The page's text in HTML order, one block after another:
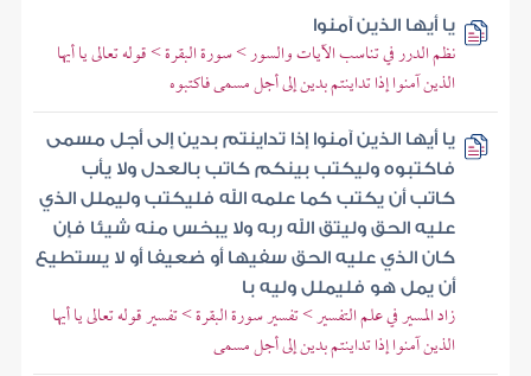
يا أيها الذين آمنوا
نظم الدرر في تناسب الآيات والسور > سورة البقرة > قوله تعالى يا أيها
الذين آمنوا إذا تداينتم بدين إلى أجل مسمى فاكتبوه
يا أيها الذين آمنوا إذا تداينتم بدين إلى أجل مسمى
فاكتبوه وليكتب بينكم كاتب بالعدل ولا يأب
كاتب أن يكتب كما علمه الله فليكتب وليملل الذي
عليه الحق وليتق الله ربه ولا يبخس منه شيئا فإن
كان الذي عليه الحق سفيها أو ضعيفا أو لا يستطيع
أن يمل هو فليملل وليه با
زاد المسير في علم التفسير > تفسير سورة البقرة > تفسير قوله تعالى يا أيها
الذين آمنوا إذا تداينتم بدين إلى أجل مسمى